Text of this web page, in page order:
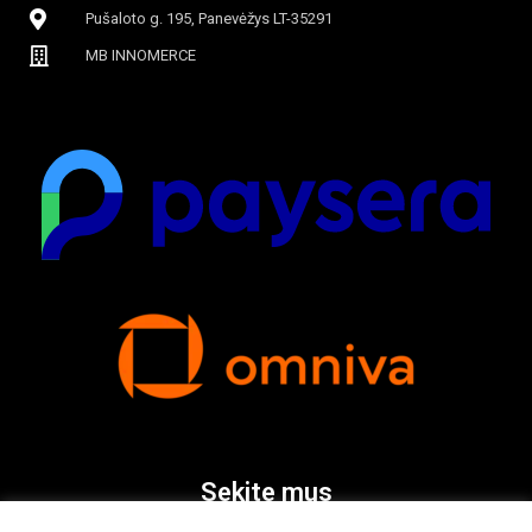
Pušaloto g. 195, Panevėžys LT-35291
MB INNOMERCE
Sekite mus